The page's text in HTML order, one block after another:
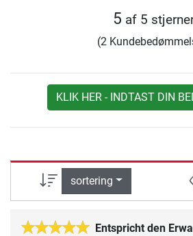
5 af 5
(2
KLIK HER - INDTAST DIN
sortering
Entspricht den